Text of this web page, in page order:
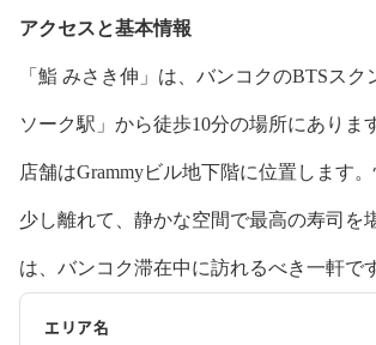
アクセスと基本情報
「鮨 みさき伸」は、バンコクのBTSスク
ソーク駅」から徒歩10分の場所にありま
店舗はGrammyビル地下階に位置します
少し離れて、静かな空間で最高の寿司を
は、バンコク滞在中に訪れるべき一軒で
エリア名